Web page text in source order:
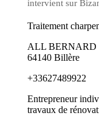
intervient sur
Traitement
ALL BERNARD
64140 Billère
+33627489922
Entrepreneur
travaux de